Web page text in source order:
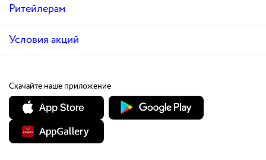
Ритейлерам
Условия акций
Скачайте наше приложение